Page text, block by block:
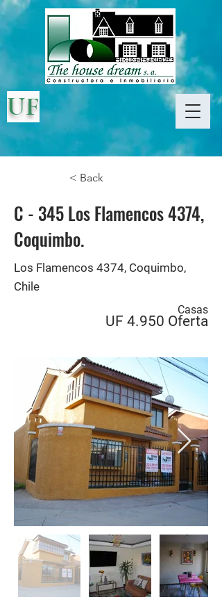
UF
< Back
C - 345 Los Flamencos 4374,
Coquimbo.
Los Flamencos 4374, Coquimbo,
Chile
Casas
UF 4.950 Oferta